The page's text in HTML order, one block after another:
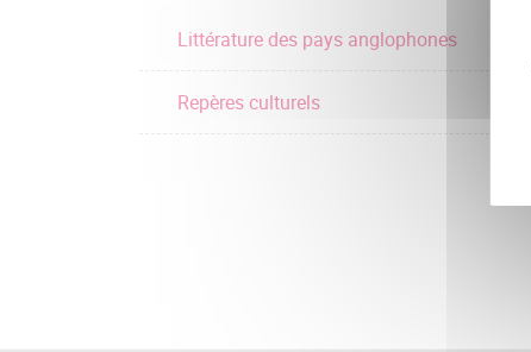
Littérature des pays anglophones
Repères culturels